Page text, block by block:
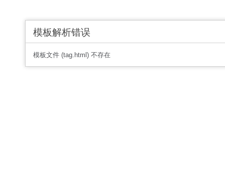
模板解析错误
模板文件 (tag.html) 不存在